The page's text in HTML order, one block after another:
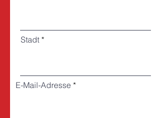
Stadt
E-Mail-Adresse